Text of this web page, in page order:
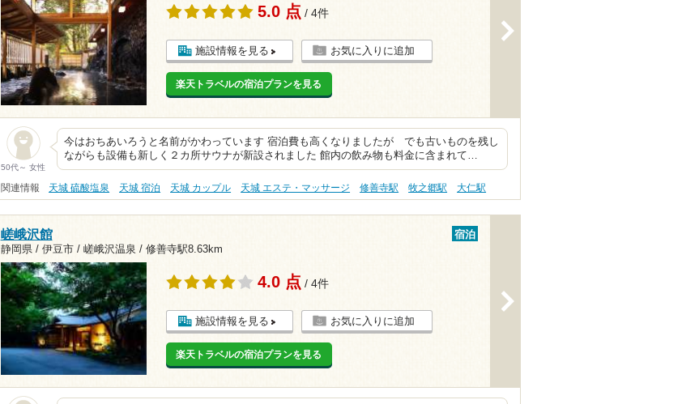
5.0 点 / 4件
施設情報を見る お気に入りに追加
楽天トラベルの宿泊プランを見る
50代～ 女性
今はおちあいろうと名前がかわっています 宿泊費も高くなりましたが でも古いものを残し
ながらも設備も新しく２カ所サウナが新設されました 館内の飲み物も料金に含まれて…
関連情報 天城 硫酸塩泉 天城 宿泊 天城 カップル 天城 エステ・マッサージ 修善寺駅 牧之郷駅 大仁駅
嵯峨沢館
静岡県 / 伊豆市 / 嵯峨沢温泉 / 修善寺駅8.63km
宿泊
4.0 点 / 4件
施設情報を見る お気に入りに追加
楽天トラベルの宿泊プランを見る